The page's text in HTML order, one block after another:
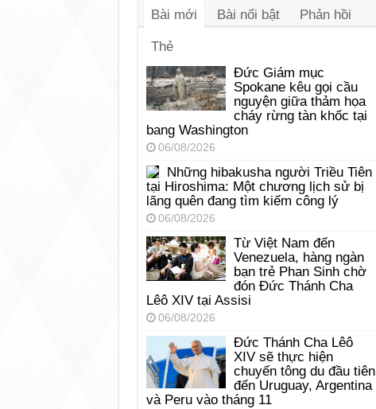
Bài mới Bài nổi bật Phản hồi
Thẻ
Đức Giám mục
Spokane kêu gọi cầu
nguyện giữa thảm họa
cháy rừng tàn khốc tại
bang Washington
06/08/2026
Những hibakusha người Triều Tiên
tại Hiroshima: Một chương lịch sử bị
lãng quên đang tìm kiếm công lý
06/08/2026
Từ Việt Nam đến
Venezuela, hàng ngàn
bạn trẻ Phan Sinh chờ
đón Đức Thánh Cha
Lêô XIV tại Assisi
06/08/2026
Đức Thánh Cha Lêô
XIV sẽ thực hiện
chuyến tông du đầu tiên
đến Uruguay, Argentina
và Peru vào tháng 11